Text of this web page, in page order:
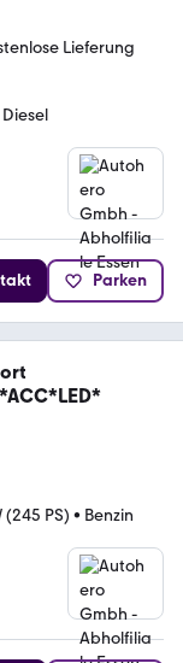
Lieferung
Diesel
Parken
(245 PS) • Benzin